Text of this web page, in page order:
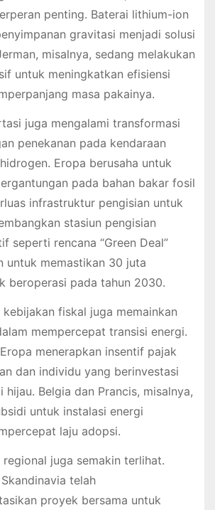
penting. Baterai lithium-ion
gravitasi menjadi solusi
misalnya, sedang melakukan
untuk meningkatkan efisiensi
masa pakainya.
juga mengalami transformasi
penekanan pada kendaraan
Eropa berusaha untuk
pada bahan bakar fosil
infrastruktur pengisian untuk
stasiun pengisian
seperti rencana “Green Deal”
untuk memastikan 30 juta
beroperasi pada tahun 2030.
kebijakan fiskal juga memainkan
mempercepat transisi energi.
menerapkan insentif pajak
dan individu yang berinvestasi
hijau. Belgia dan Prancis, misalnya,
untuk instalasi energi
laju adopsi.
juga semakin terlihat.
telah
proyek bersama untuk